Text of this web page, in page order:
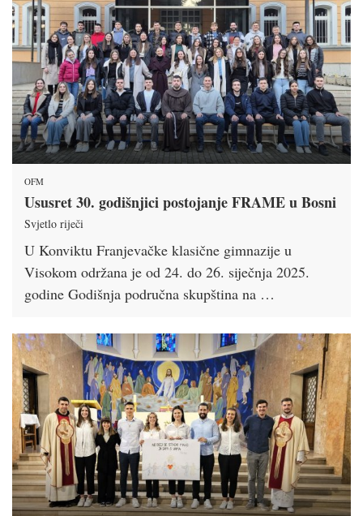
OFM
Ususret 30. godišnjici postojanje FRAME u Bosni
Svjetlo riječi
U Konviktu Franjevačke klasične gimnazije u
Visokom održana je od 24. do 26. siječnja 2025.
godine Godišnja područna skupština na …